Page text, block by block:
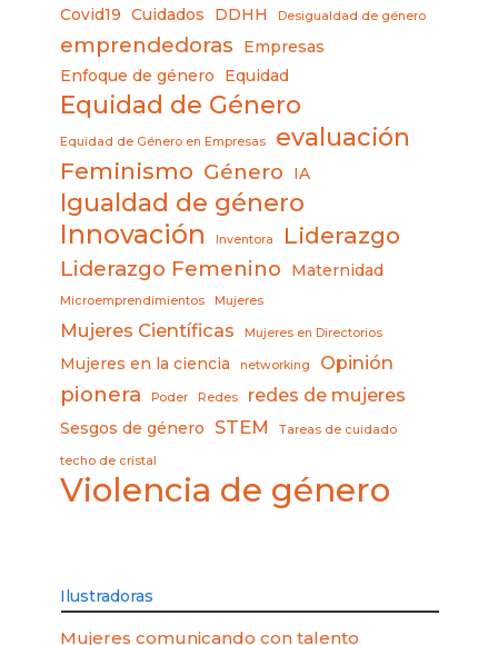
Covid19 Cuidados DDHH Desigualdad de género
emprendedoras
Empresas
Enfoque de género
Equidad
Equidad de Género
Equidad de Género en Empresas evaluación
Feminismo Género IA
Igualdad de género
Innovación Inventora Liderazgo
Liderazgo Femenino Maternidad
Microemprendimientos Mujeres
Mujeres Científicas Mujeres en Directorios
Mujeres en la ciencia networking Opinión
pionera Poder Redes redes de mujeres
Sesgos de género STEM Tareas de cuidado
techo de cristal
Violencia de género
Ilustradoras
Mujeres comunicando con talento